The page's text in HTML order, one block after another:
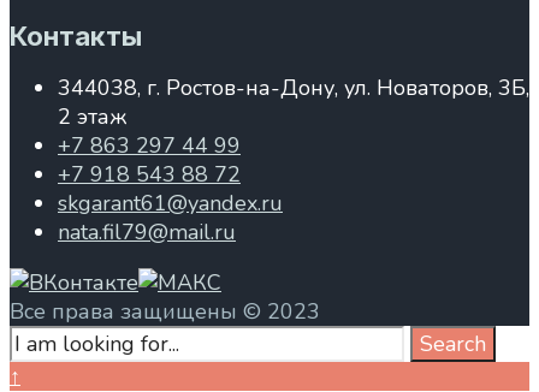
Контакты
344038, г. Ростов-на-Дону, ул. Новаторов, 3Б,
2 этаж
+7 863 297 44 99
+7 918 543 88 72
skgarant61@yandex.ru
nata.fil79@mail.ru
Все права защищены © 2023
Search
for:
Search
Close
↑